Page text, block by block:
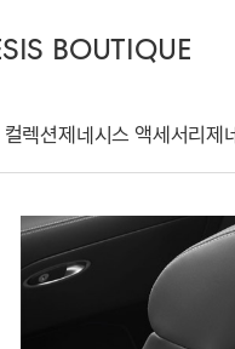
BOUTIQUE
렉션제네시스 액세서리제